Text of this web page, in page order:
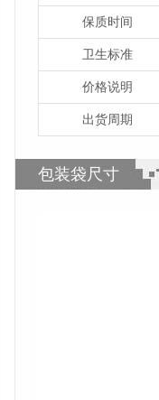
保质时间
卫生标准
价格说明
出货周期
包装袋尺寸